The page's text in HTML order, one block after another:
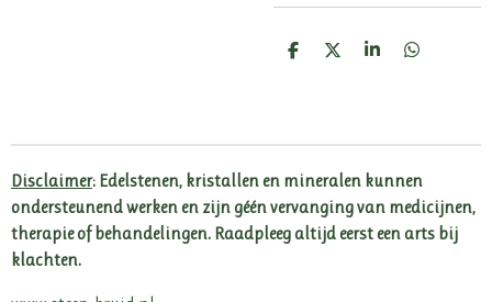
D
D
S
D
Disclaimer: Edelstenen, kristallen en mineralen kunnen
ondersteunend werken en zijn géén vervanging van medicijnen,
therapie of behandelingen. Raadpleeg altijd eerst een arts bij
klachten.